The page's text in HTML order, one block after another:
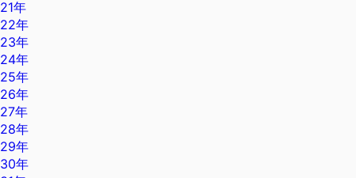
21年
22年
23年
24年
25年
26年
27年
28年
29年
30年